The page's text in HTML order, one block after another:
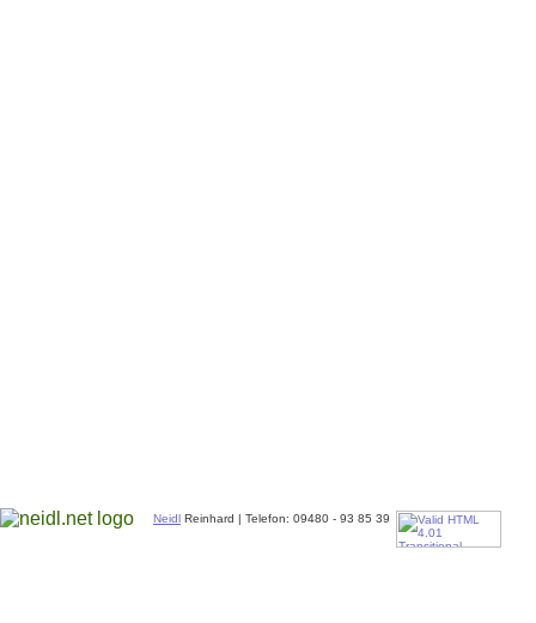
Neidl Reinhard | Telefon: 09480 - 93 85 39